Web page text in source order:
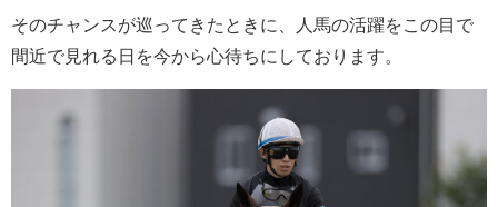
そのチャンスが巡ってきたときに、人馬の活躍をこの目で
間近で見れる日を今から心待ちにしております。